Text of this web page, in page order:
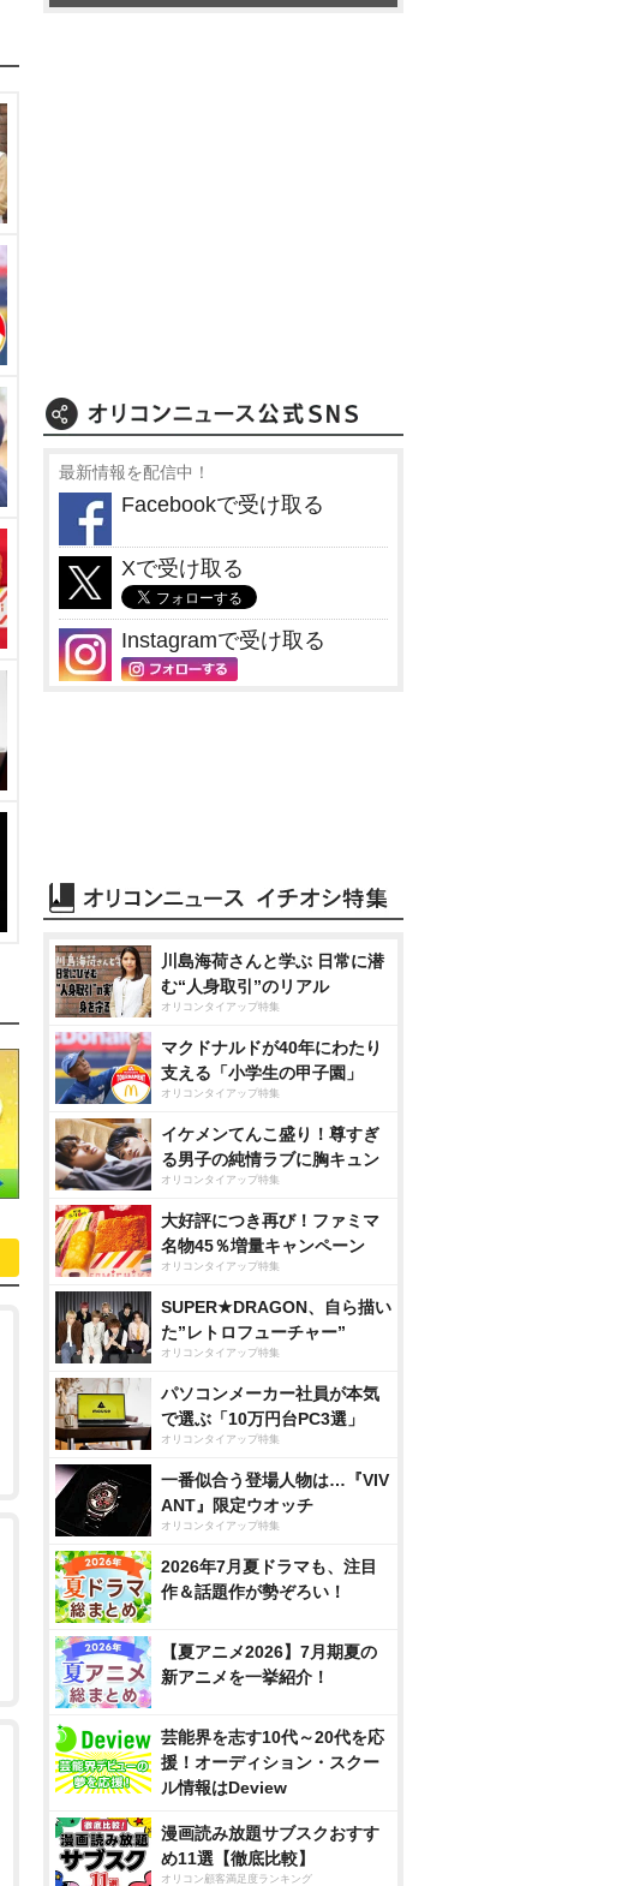
最新情報を配信中！
Facebookで受け取る
Xで受け取る
Instagramで受け取る
川島海荷さんと学ぶ 日常に潜
む“人身取引”のリアル
オリコンタイアップ特集
マクドナルドが40年にわたり
支える「小学生の甲子園」
オリコンタイアップ特集
イケメンてんこ盛り！尊すぎ
る男子の純情ラブに胸キュン
オリコンタイアップ特集
大好評につき再び！ファミマ
名物45％増量キャンペーン
オリコンタイアップ特集
SUPER★DRAGON、自ら描い
た”レトロフューチャー”
オリコンタイアップ特集
パソコンメーカー社員が本気
で選ぶ「10万円台PC3選」
オリコンタイアップ特集
一番似合う登場人物は…『VIV
ANT』限定ウオッチ
オリコンタイアップ特集
2026年7月夏ドラマも、注目
作＆話題作が勢ぞろい！
【夏アニメ2026】7月期夏の
新アニメを一挙紹介！
芸能界を志す10代～20代を応
援！オーディション・スクー
ル情報はDeview
漫画読み放題サブスクおすす
め11選【徹底比較】
オリコン顧客満足度ランキング